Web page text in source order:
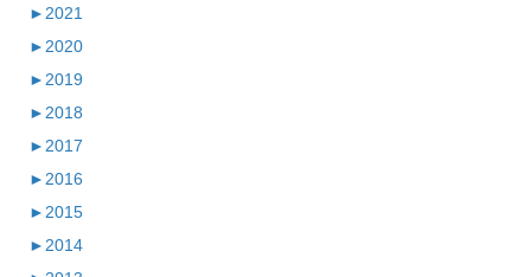
► 2021
► 2020
► 2019
► 2018
► 2017
► 2016
► 2015
► 2014